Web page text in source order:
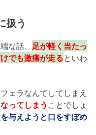
扱う
な話、 足が軽く当たっ
でも激痛が走るといわ
ェラなんてしてしまえ
ってしまう ことでしょ
与えようと口をすぼめ